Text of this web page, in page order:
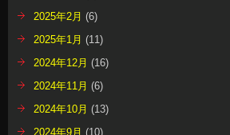
2025年2月 (6)
2025年1月 (11)
2024年12月 (16)
2024年11月 (6)
2024年10月 (13)
2024年9月 (10)